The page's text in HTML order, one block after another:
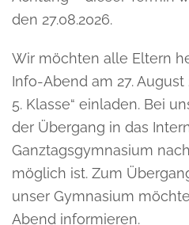
den 27.08.2026.
Wir möchten alle Eltern
Info-Abend am 27.
5. Klasse“ einladen. Bei
der Übergang in das
Ganztagsgymnasium
möglich ist. Zum
unser Gymnasium
Abend informieren.